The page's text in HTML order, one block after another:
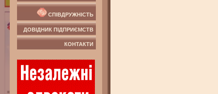
СПІВДРУЖНІСТЬ
ДОВІДНИК ПІДПРИЄМСТВ
КОНТАКТИ